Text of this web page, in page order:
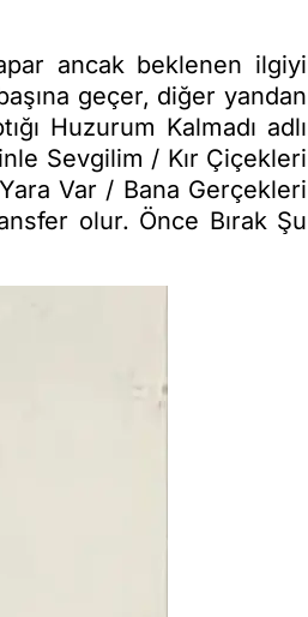
ancak beklenen ilgiyi
geçer, diğer yandan
Huzurum Kalmadı adlı
Sevgilim / Kır Çiçekleri
Var / Bana Gerçekleri
olur. Önce Bırak Şu